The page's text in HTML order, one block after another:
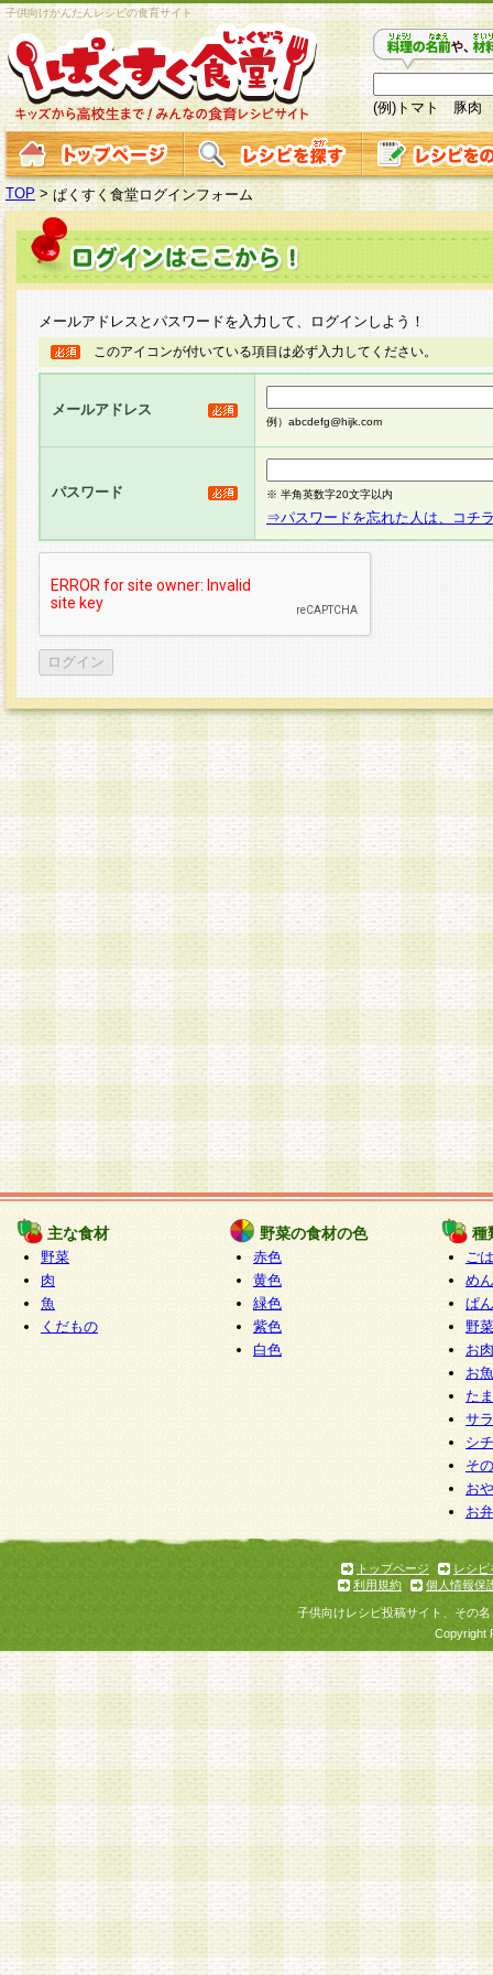
子供向けかんたんレシピの食育サイト
(例)トマト 豚肉
TOP > ぱくすく食堂ログインフォーム
メールアドレスとパスワードを入力して、ログインしよう！
このアイコンが付いている項目は必ず入力してください。
メールアドレス
例）abcdefg@hijk.com
パスワード ※ 半角英数字20文字以内
⇒パスワードを忘れた人は、コチ
主な食材
野菜
肉
魚
くだもの
野菜の食材の色
赤色
黄色
緑色
紫色
白色
種
ご
めん
ぱん
野
お
お
た
サ
シ
そ
お
お
トップページ
レシピ
利用規約
個人情報保
子供向けレシピ投稿サイト、その
Copyright